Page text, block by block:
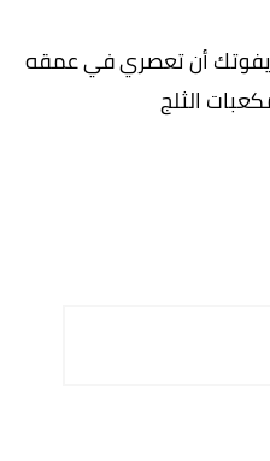
يفوتك أن تعصري في عمقه
الثلج